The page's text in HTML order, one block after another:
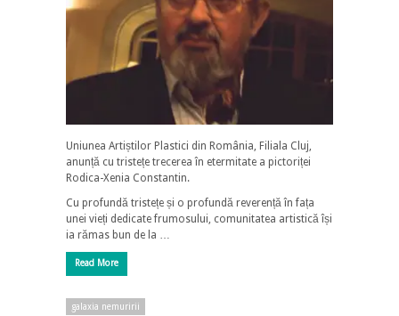
Uniunea Artiștilor Plastici din România, Filiala Cluj,
anunță cu tristețe trecerea în etermitate a pictoriței
Rodica-Xenia Constantin.
Cu profundă tristețe și o profundă reverență în fața
unei vieți dedicate frumosului, comunitatea artistică își
ia rămas bun de la …
Read More
galaxia nemuririi